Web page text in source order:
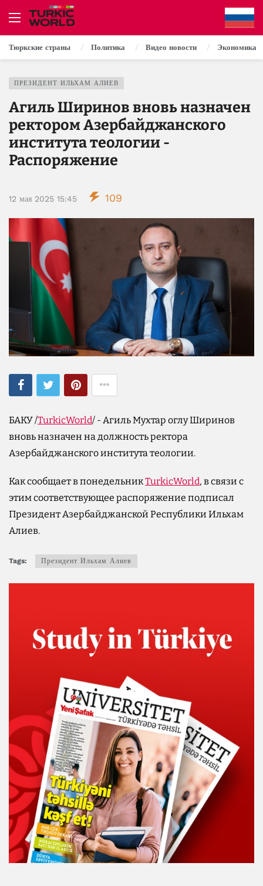
Тюркские страны Политика Видео новости Экономика
ПРЕЗИДЕНТ ИЛЬХАМ АЛИЕВ
Агиль Ширинов вновь назначен
ректором Азербайджанского
института теологии -
Распоряжение
12 мая 2025 15:45 109
БАКУ /TurkicWorld/ - Агиль Мухтар оглу Ширинов
вновь назначен на должность ректора
Азербайджанского института теологии.
Как сообщает в понедельникTurkicWorld, в связи с
этим соответствующее распоряжение подписал
Президент Азербайджанской Республики Ильхам
Алиев.
Tags: Президент Ильхам Алиев